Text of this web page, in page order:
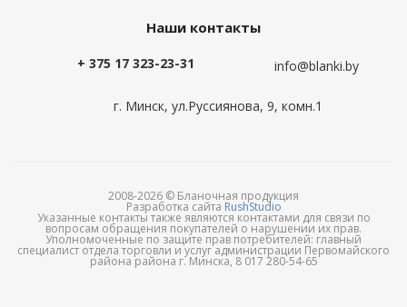
Наши контакты
+ 375 17 323-23-31 info@blanki.by
г. Минск, ул.Руссиянова, 9, комн.1
2008-2026 © Бланочная продукция
Разработка сайта RushStudio
Указанные контакты также являются контактами для связи по
вопросам обращения покупателей о нарушении их прав.
Уполномоченные по защите прав потребителей: главный
специалист отдела торговли и услуг администрации Первомайского
района района г. Минска, 8 017 280-54-65